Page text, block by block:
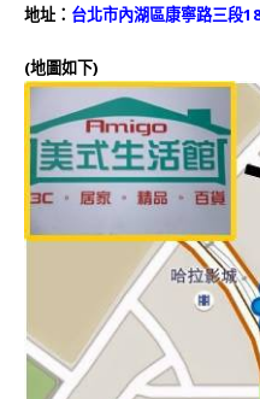
地址： 台北市內湖區康寧路三段
(地圖如下)